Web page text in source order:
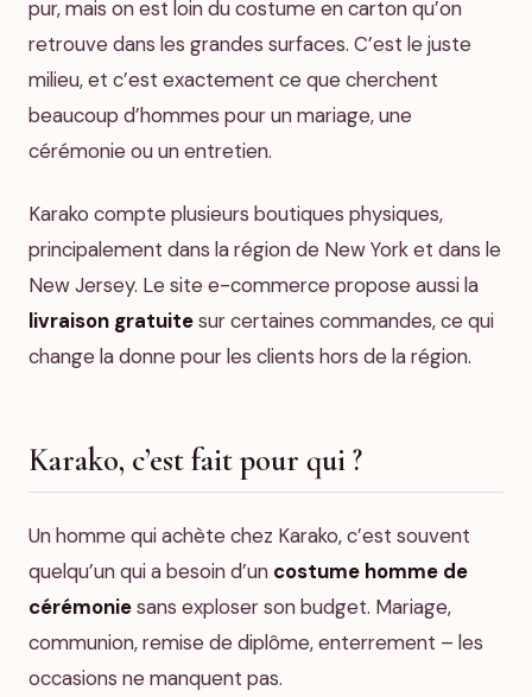
pur, mais on est loin du costume en carton qu’on
retrouve dans les grandes surfaces. C’est le juste
milieu, et c’est exactement ce que cherchent
beaucoup d’hommes pour un mariage, une
cérémonie ou un entretien.
Karako compte plusieurs boutiques physiques,
principalement dans la région de New York et dans le
New Jersey. Le site e-commerce propose aussi la
livraison gratuitesur certaines commandes, ce qui
change la donne pour les clients hors de la région.
Karako, c’est fait pour qui ?
Un homme qui achète chez Karako, c’est souvent
quelqu’un qui a besoin d’un costume homme de
cérémoniesans exploser son budget. Mariage,
communion, remise de diplôme, enterrement – les
occasions ne manquent pas.